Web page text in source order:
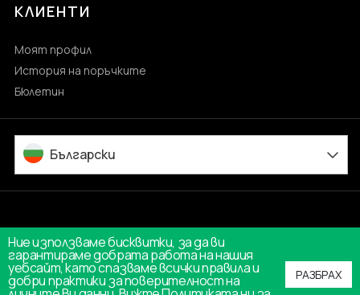
Ние използваме бисквитки, за да ви
гарантираме добрата работа на нашия
уебсайт, като спазваме всички правила и
добри практики за поверителност на РАЗБРАХ
КЛИЕНТИ
Моят профил
История на поръчките
Бюлетин
Български